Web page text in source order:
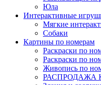
Юла
Интерактивные
Мягкие
Собаки
Картины по номерам
Раскраски по
Раскраски по
Живопись по
РАСПРОДАЖА